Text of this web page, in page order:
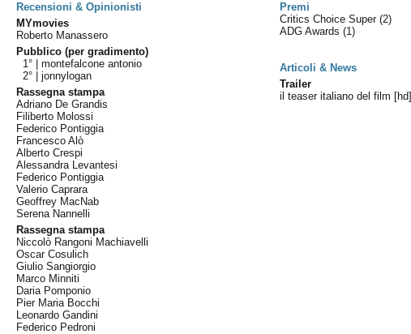
Recensioni & Opinionisti
Premi
MYmovies
Roberto Manassero
Pubblico (per gradimento)
1° |montefalcone antonio
2° |jonnylogan
Rassegna stampa
Adriano De Grandis
Filiberto Molossi
Federico Pontiggia
Francesco Alò
Alberto Crespi
Alessandra Levantesi
Federico Pontiggia
Valerio Caprara
Geoffrey MacNab
Serena Nannelli
Rassegna stampa
Niccolò Rangoni Machiavelli
Oscar Cosulich
Giulio Sangiorgio
Marco Minniti
Daria Pomponio
Pier Maria Bocchi
Leonardo Gandini
Federico Pedroni
Critics Choice Super(2)
ADG Awards(1)
Articoli & News
Trailer
il teaser italiano del film [hd]